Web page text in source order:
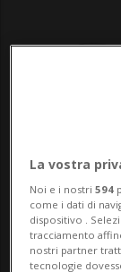
SVIZZERA
Il
La vostra
Noi e i nostri594
come i dati di
dispositivo .
tracciamento
nostri partner
tecnologie